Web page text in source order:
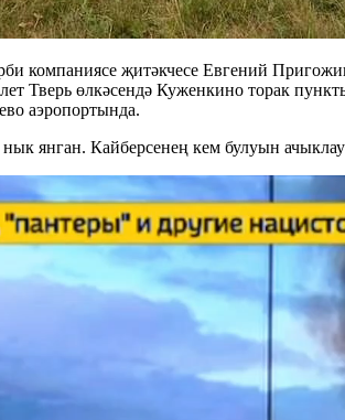
компаниясе җитәкчесе Евгений
Тверь өлкәсендә Куженкино торак
аэропортында.
янган. Кайберсенең кем булуын